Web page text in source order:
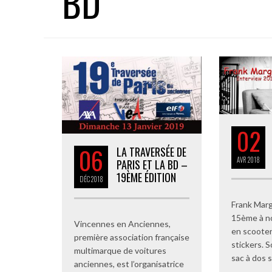
06
DÉC2018
LA TRAVERSÉE DE
PARIS ET LA BD –
19ÈME ÉDITION
Vincennes en Anciennes,
première association française
multimarque de voitures
anciennes, est l’organisatrice
02
AVR2018
Frank
15ème à
en
stickers.
sac à dos